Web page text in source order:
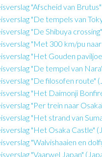
"Afscheid van
"De tempels van
"De Shibuya
"Met 300 km/pu
"Het Gouden
"De tempel van
"De filosofen route"
"Het Daimonji
"Per trein naar
"Het strand van
"Het Osaka Castle"
"Walvishaaien en
"Vaarwel Japan"